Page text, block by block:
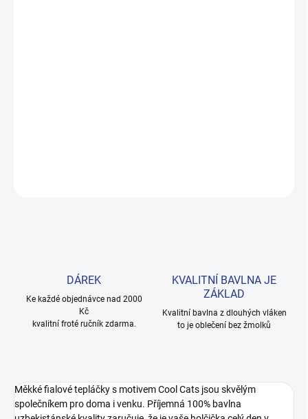
DÁREK
Ke každé objednávce nad 2000
Kč
kvalitní froté ručník zdarma.
KVALITNÍ BAVLNA JE
ZÁKLAD
Kvalitní bavlna z dlouhých vláken
to je oblečení bez žmolků
Měkké fialové tepláčky s motivem Cool Cats jsou skvělým
společníkem pro doma i venku. Příjemná 100% bavlna